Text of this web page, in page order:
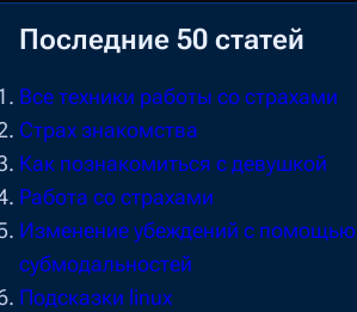
Последние 50 статей
Все техники работы со страхами
Страх знакомства
Как познакомиться с девушкой
Работа со страхами
Изменение убеждений с помощью
субмодальностей
Подсказки linux